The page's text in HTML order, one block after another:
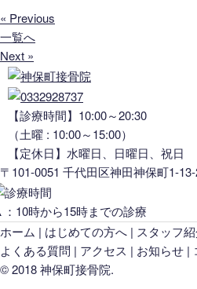
« Previous
一覧へ
Next »
【診療時間】10:00～20:30
（土曜 : 10:00～15:00）
【定休日】水曜日、日曜日、祝日
〒101-0051 千代田区神田神保町1-
10時から15時までの診療
ホーム
はじめての方へ スタッフ
よくある質問
アクセス お知らせ
©️ 2018 神保町接骨院.